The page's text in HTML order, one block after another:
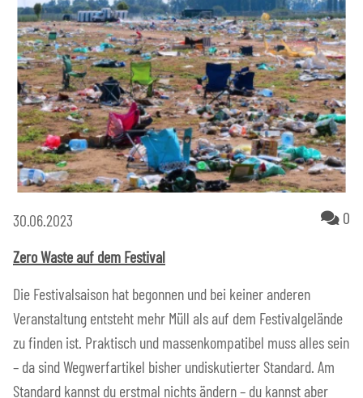
30.06.2023 0
Zero Waste auf dem Festival
Die Festivalsaison hat begonnen und bei keiner anderen
Veranstaltung entsteht mehr Müll als auf dem Festivalgelände
zu finden ist. Praktisch und massenkompatibel muss alles sein
– da sind Wegwerfartikel bisher undiskutierter Standard. Am
Standard kannst du erstmal nichts ändern – du kannst aber